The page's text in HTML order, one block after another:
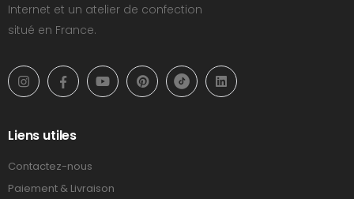
Internet et un atelier de confection
situé en France.
Liens utiles
Contactez-nous
Paiement & Livraison